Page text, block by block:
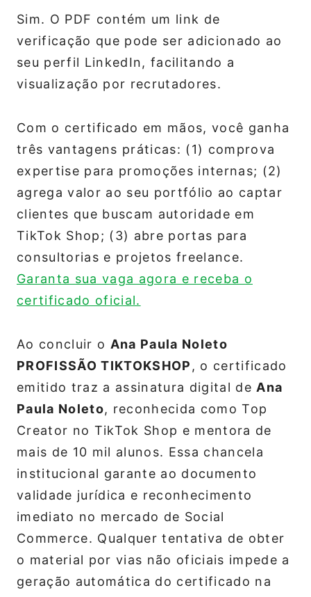
Sim. O PDF contém um link de
verificação que pode ser adicionado ao
seu perfil LinkedIn, facilitando a
visualização por recrutadores.
Com o certificado em mãos, você ganha
três vantagens práticas: (1) comprova
expertise para promoções internas; (2)
agrega valor ao seu portfólio ao captar
clientes que buscam autoridade em
TikTok Shop; (3) abre portas para
consultorias e projetos freelance.
Garanta sua vaga agora e receba o
certificado oficial.
Ao concluir o Ana Paula Noleto
PROFISSÃO TIKTOKSHOP , o certificado
emitido traz a assinatura digital de Ana
Paula Noleto, reconhecida como Top
Creator no TikTok Shop e mentora de
mais de 10 mil alunos. Essa chancela
institucional garante ao documento
validade jurídica e reconhecimento
imediato no mercado de Social
Commerce. Qualquer tentativa de obter
o material por vias não oficiais impede a
geração automática do certificado na